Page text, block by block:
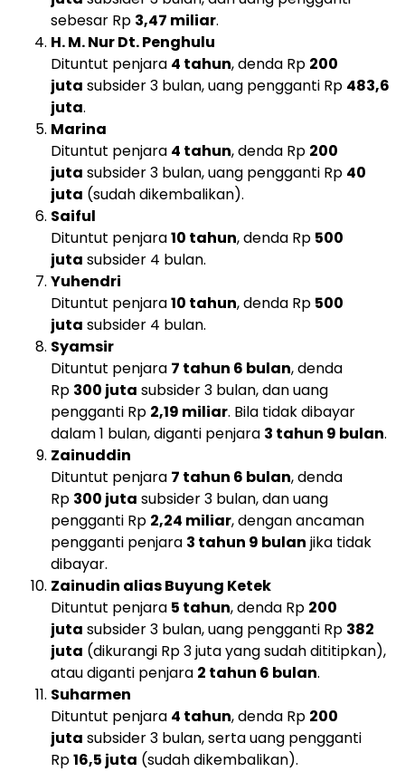
sebesar Rp 3,47 miliar.
H. M. Nur Dt. Penghulu
Dituntut penjara 4 tahun, denda Rp 200
juta subsider 3 bulan, uang pengganti Rp 483,6
juta.
Marina
Dituntut penjara 4 tahun, denda Rp 200
juta subsider 3 bulan, uang pengganti Rp 40
juta (sudah dikembalikan).
Saiful
Dituntut penjara10 tahun, denda Rp 500
juta subsider 4 bulan.
Yuhendri
Dituntut penjara10 tahun, denda Rp 500
juta subsider 4 bulan.
Syamsir
Dituntut penjara 7 tahun 6 bulan, denda
Rp 300 juta subsider 3 bulan, dan uang
pengganti Rp 2,19 miliar. Bila tidak dibayar
dalam 1 bulan, diganti penjara 3 tahun 9 bulan.
Zainuddin
Dituntut penjara 7 tahun 6 bulan, denda
Rp 300 juta subsider 3 bulan, dan uang
pengganti Rp 2,24 miliar, dengan ancaman
pengganti penjara 3 tahun 9 bulan jika tidak
dibayar.
Zainudin alias Buyung Ketek
Dituntut penjara 5 tahun, denda Rp 200
juta subsider 3 bulan, uang pengganti Rp 382
juta (dikurangi Rp 3 juta yang sudah dititipkan),
atau diganti penjara 2 tahun 6 bulan.
Suharmen
Dituntut penjara 4 tahun, denda Rp 200
juta subsider 3 bulan, serta uang pengganti
Rp16,5 juta (sudah dikembalikan).